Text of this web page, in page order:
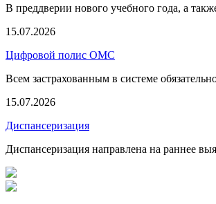
В преддверии нового учебного года, а
15.07.2026
Цифровой полис ОМС
Всем застрахованным в системе
15.07.2026
Диспансеризация
Диспансеризация направлена на раннее